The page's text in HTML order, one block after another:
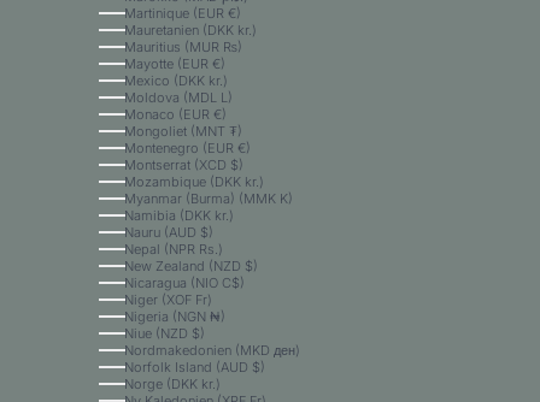
Martinique (EUR €)
Mauretanien (DKK kr.)
Mauritius (MUR ₨)
Mayotte (EUR €)
Mexico (DKK kr.)
Moldova (MDL L)
Monaco (EUR €)
Mongoliet (MNT ₮)
Montenegro (EUR €)
Montserrat (XCD $)
Mozambique (DKK kr.)
Myanmar (Burma) (MMK K)
Namibia (DKK kr.)
Nauru (AUD $)
Nepal (NPR Rs.)
New Zealand (NZD $)
Nicaragua (NIO C$)
Niger (XOF Fr)
Nigeria (NGN ₦)
Niue (NZD $)
Nordmakedonien (MKD ден)
Norfolk Island (AUD $)
Norge (DKK kr.)